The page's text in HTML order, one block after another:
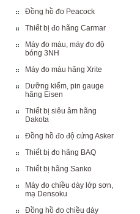
Đồng hồ đo Peacock
Thiết bị đo hãng Carmar
Máy đo màu, máy đo độ
bóng 3NH
Máy đo màu hãng Xrite
Dưỡng kiểm, pin gauge
hãng Eisen
Thiết bị siêu âm hãng
Dakota
Đồng hồ đo độ cứng Asker
Thiết bị đo hãng BAQ
Thiết bị hãng Sanko
Máy đo chiều dày lớp sơn,
mạ Densoku
Đồng hồ đo chiều dày